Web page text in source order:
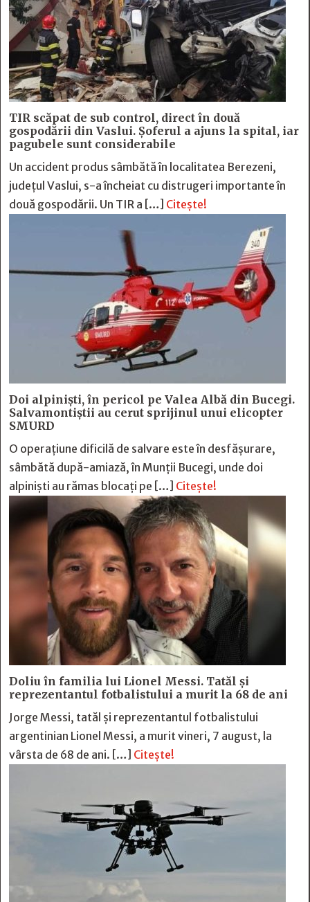
TIR scăpat de sub control, direct în două
gospodării din Vaslui. Șoferul a ajuns la spital, iar
pagubele sunt considerabile
Un accident produs sâmbătă în localitatea Berezeni,
județul Vaslui, s-a încheiat cu distrugeri importante în
două gospodării. Un TIR a […] Citește!
Doi alpiniști, în pericol pe Valea Albă din Bucegi.
Salvamontiștii au cerut sprijinul unui elicopter
SMURD
O operațiune dificilă de salvare este în desfășurare,
sâmbătă după-amiază, în Munții Bucegi, unde doi
alpiniști au rămas blocați pe […] Citește!
Doliu în familia lui Lionel Messi. Tatăl și
reprezentantul fotbalistului a murit la 68 de ani
Jorge Messi, tatăl și reprezentantul fotbalistului
argentinian Lionel Messi, a murit vineri, 7 august, la
vârsta de 68 de ani. […] Citește!